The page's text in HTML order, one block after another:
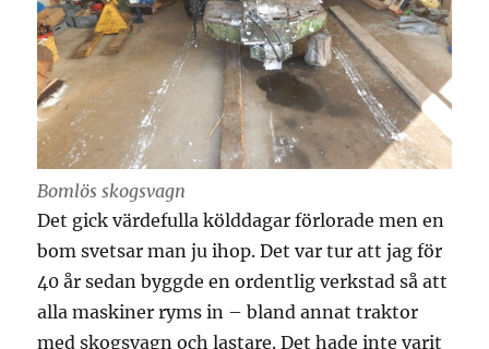
Bomlös skogsvagn
Det gick värdefulla kölddagar förlorade men en
bom svetsar man ju ihop. Det var tur att jag för
40 år sedan byggde en ordentlig verkstad så att
alla maskiner ryms in – bland annat traktor
med skogsvagn och lastare. Det hade inte varit